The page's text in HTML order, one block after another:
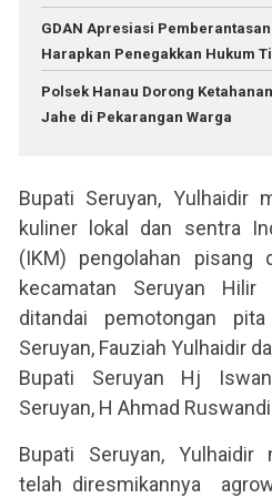
GDAN Apresiasi
Harapkan Penegakkan Hukum
Polsek Hanau Dorong
Jahe di Pekarangan Warga
Bupati Seruyan, Yulhaidir
kuliner lokal dan sentra
(IKM) pengolahan pisang
kecamatan Seruyan
ditandai pemotongan
Seruyan, Fauziah Yulhaidir
Bupati Seruyan Hj
Seruyan, H Ahmad
Bupati Seruyan, Yulhaidir
telah diresmikannya